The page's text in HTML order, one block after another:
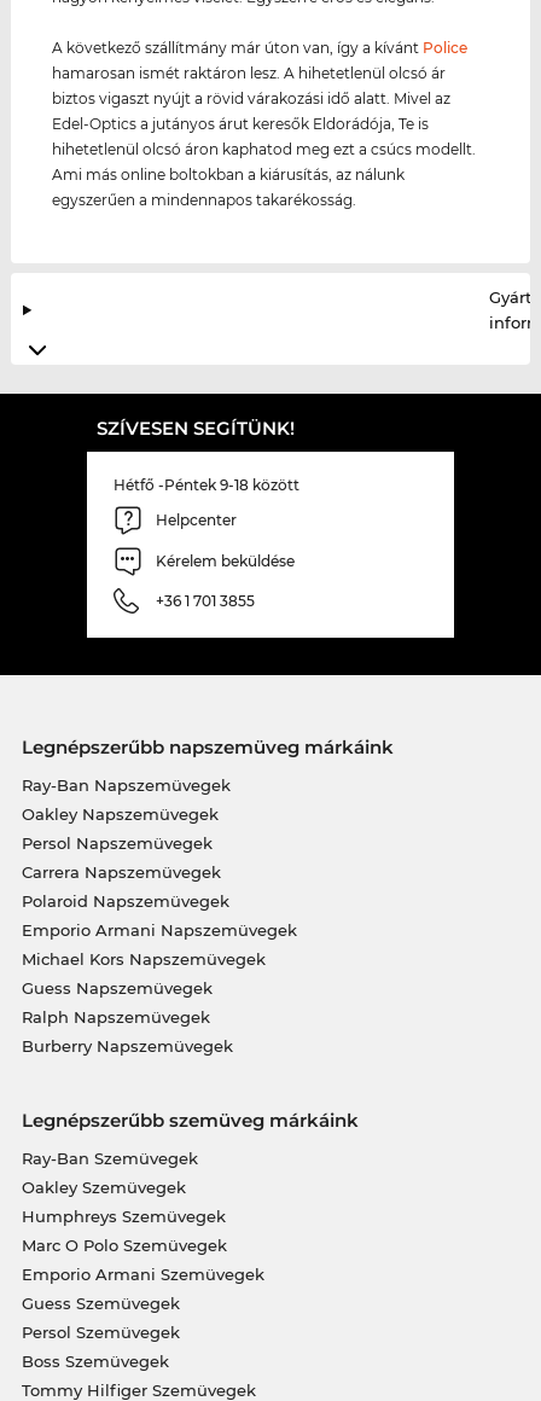
A következő szállítmány már úton van, így a kívánt Police
hamarosan ismét raktáron lesz. A hihetetlenül olcsó ár
biztos vigaszt nyújt a rövid várakozási idő alatt. Mivel az
Edel-Optics a jutányos árut keresők Eldorádója, Te is
hihetetlenül olcsó áron kaphatod meg ezt a csúcs modellt.
Ami más online boltokban a kiárusítás, az nálunk
egyszerűen a mindennapos takarékosság.
SZÍVESEN SEGÍTÜNK!
Hétfő -Péntek 9-18 között
Helpcenter
Kérelem beküldése
+36 1 701 3855
Legnépszerűbb napszemüveg márkáink
Ray-Ban Napszemüvegek
Oakley Napszemüvegek
Persol Napszemüvegek
Carrera Napszemüvegek
Polaroid Napszemüvegek
Emporio Armani Napszemüvegek
Michael Kors Napszemüvegek
Guess Napszemüvegek
Ralph Napszemüvegek
Burberry Napszemüvegek
Legnépszerűbb szemüveg márkáink
Ray-Ban Szemüvegek
Oakley Szemüvegek
Humphreys Szemüvegek
Marc O Polo Szemüvegek
Emporio Armani Szemüvegek
Guess Szemüvegek
Persol Szemüvegek
Boss Szemüvegek
Tommy Hilfiger Szemüvegek